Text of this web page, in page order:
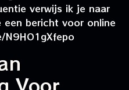
verwijs ik je naar
bericht voor online